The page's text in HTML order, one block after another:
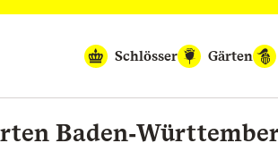
Schlösser
Gärten